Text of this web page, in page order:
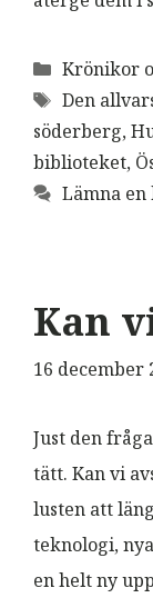
Kategorier
Krönikor
Etiketter
Den
söderberg,
biblioteket,
Lämna
Kan
16 december
Just den
tätt. Kan vi
lusten att
teknologi,
en helt ny